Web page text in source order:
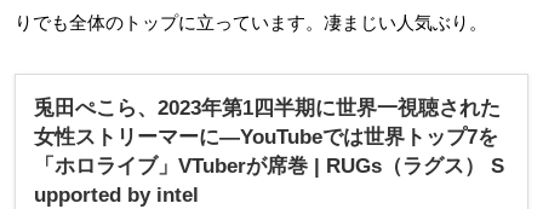
りでも全体のトップに立っています。凄まじい人気ぶり。
兎田ぺこら、2023年第1四半期に世界一視聴された
女性ストリーマーに―YouTubeでは世界トップ7を
「ホロライブ」VTuberが席巻 | RUGs（ラグス） S
upported by intel